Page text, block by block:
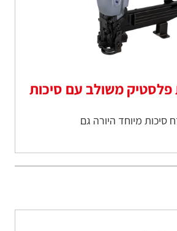
משולב עם סיכות
סיכות מיוחד היורה גם